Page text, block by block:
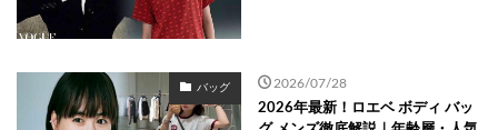
バッグ 2026/07/28
2026年最新！ロエベ ボディ バッ